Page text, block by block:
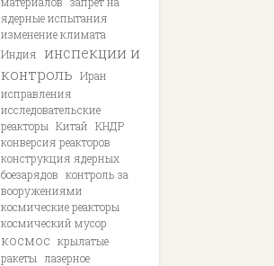
ядерные испытания
изменение климата
Индия инспекции и
контроль Иран
исправления
исследовательские
реакторы Китай КНДР
конверсия реакторов
конструкция ядерных
боезарядов контроль за
вооружениями
космические реакторы
космический мусор
космос крылатые
ракеты
лазерное